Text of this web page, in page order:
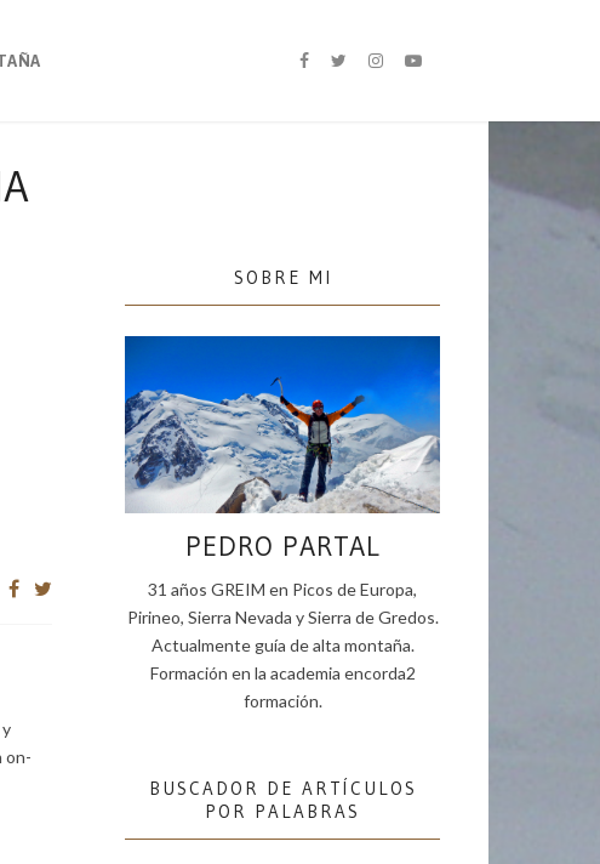
on-
SOBRE MI
PEDRO PARTAL
31 años GREIM en Picos de Europa,
Pirineo, Sierra Nevada y Sierra de Gredos.
Actualmente guía de alta montaña.
Formación en la academia encorda2
formación.
BUSCADOR DE ARTÍCULOS
POR PALABRAS